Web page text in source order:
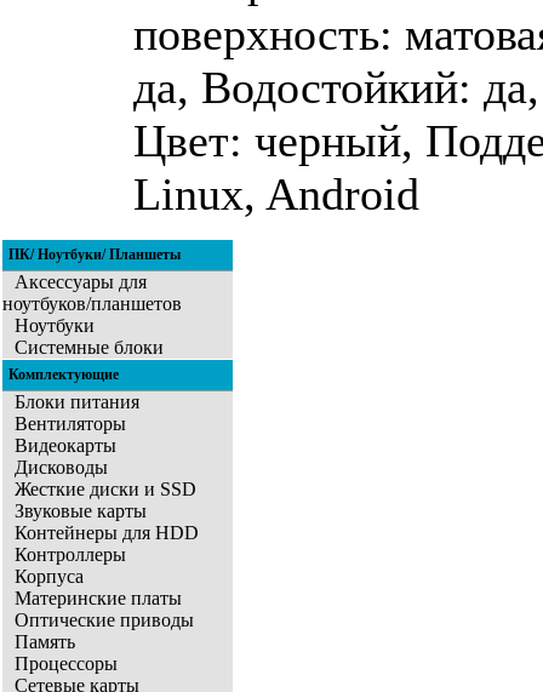
поверхность:
да, Водостойкий:
Цвет: черный,
Linux, Android
ПК/ Ноутбуки/ Планшеты
Аксессуары для
ноутбуков/планшетов
Ноутбуки
Системные блоки
Комплектующие
Блоки питания
Вентиляторы
Видеокарты
Дисководы
Жесткие диски и SSD
Звуковые карты
Контейнеры для HDD
Контроллеры
Корпуса
Материнские платы
Оптические приводы
Память
Процессоры
Сетевые карты